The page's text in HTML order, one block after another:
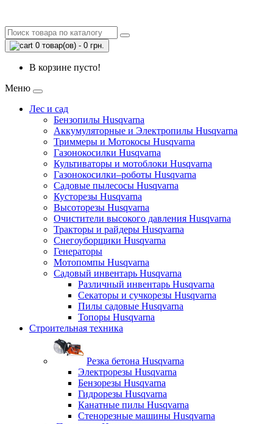
0 товар(ов) - 0 грн.
В корзине пусто!
Меню
Лес и сад
Бензопилы Husqvarna
Аккумуляторные и Электропилы Нusqvarna
Триммеры и Мотокосы Нusqvarna
Газонокосилки Husqvarna
Культиваторы и мотоблоки Husqvarna
Газонокосилки–роботы Husqvarna
Садовые пылесосы Husqvarna
Кусторезы Husqvarna
Высоторезы Husqvarna
Очистители высокого давления Husqvarna
Тракторы и райдеры Husqvarna
Снегоуборщики Husqvarna
Генераторы
Мотопомпы Husqvarna
Садовый инвентарь Husqvarna
Различный инвентарь Husqvarna
Секаторы и сучкорезы Husqvarna
Пилы садовые Husqvarna
Топоры Husqvarna
Строительная техника
Резка бетона Husqvarna
Электрорезы Husqvarna
Бензорезы Husqvarna
Гидрорезы Husqvarna
Канатные пилы Husqvarna
Стенорезные машины Husqvarna